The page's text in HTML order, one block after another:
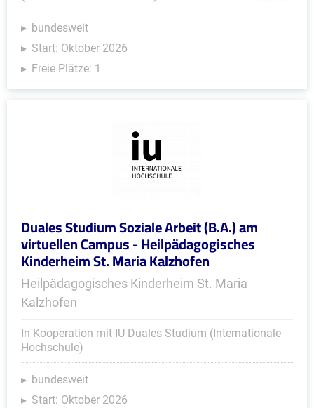
bundesweit
Start: Oktober 2026
Freie Plätze: 1
Duales Studium Soziale Arbeit (B.A.) am
virtuellen Campus - Heilpädagogisches
Kinderheim St. Maria Kalzhofen
Heilpädagogisches Kinderheim St. Maria
Kalzhofen
In Kooperation mit IU Duales Studium (Internationale
Hochschule)
bundesweit
Start: Oktober 2026